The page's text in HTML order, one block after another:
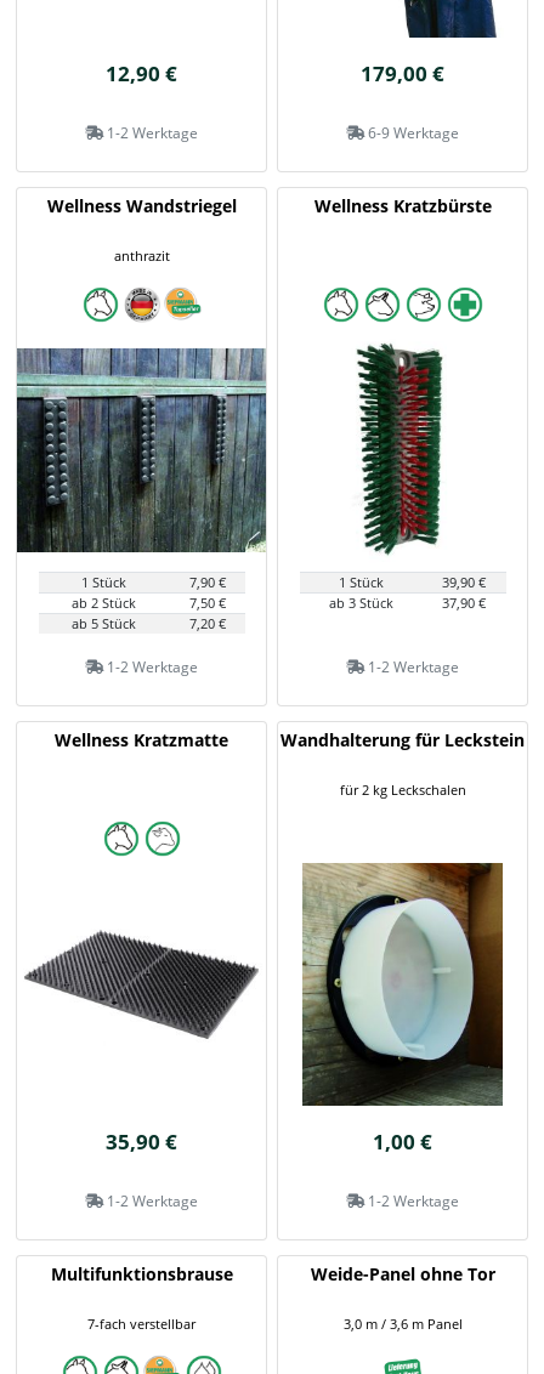
12,90 €
1-2 Werktage
179,00 €
6-9 Werktage
Wellness Wandstriegel
anthrazit
1 Stück
7,90 €
ab 2 Stück
7,50 €
ab 5 Stück
7,20 €
1-2 Werktage
Wellness Kratzbürste
1 Stück
39,90 €
ab 3 Stück
37,90 €
1-2 Werktage
Wellness Kratzmatte
35,90 €
1-2 Werktage
Wandhalterung für Leckstein
für 2 kg Leckschalen
1,00 €
1-2 Werktage
Multifunktionsbrause
7-fach verstellbar
Weide-Panel ohne Tor
3,0 m / 3,6 m Panel